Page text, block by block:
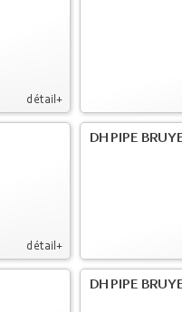
détail+
détail+
DH PIPE
DH PIPE